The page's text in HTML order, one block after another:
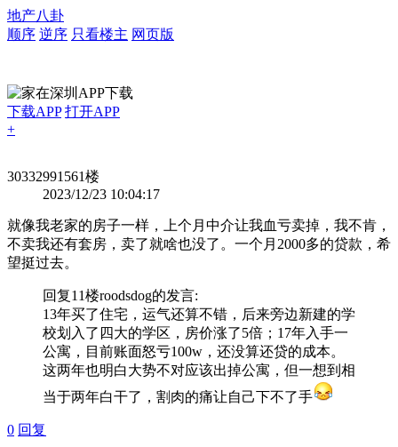
地产八卦
顺序 逆序 只看楼主 网页版
下载APP 打开APP
+
30332991561楼
2023/12/23 10:04:17
就像我老家的房子一样，上个月中介让我血亏卖掉，我不肯，
不卖我还有套房，卖了就啥也没了。一个月2000多的贷款，希
望挺过去。
回复11楼roodsdog的发言:
13年买了住宅，运气还算不错，后来旁边新建的学
校划入了四大的学区，房价涨了5倍；17年入手一
公寓，目前账面怒亏100w，还没算还贷的成本。
这两年也明白大势不对应该出掉公寓，但一想到相
当于两年白干了，割肉的痛让自己下不了手
0 回复